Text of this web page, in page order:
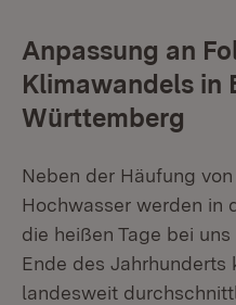
Anpassung an
Klimawandels in
Württemberg
Neben der Häufung
Hochwasser werden in
die heißen Tage bei
Ende des Jahrhunderts
landesweit